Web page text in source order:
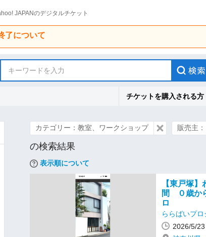
JAPANのデジタルチケット
了について
キーワードを入力
チケットを購入される方
カテゴリー：教室、ワークショップ 販売主
の検索結果
表示順について
【東戸塚
間 ０歳か
ロ
ららばいプ
2026/5/